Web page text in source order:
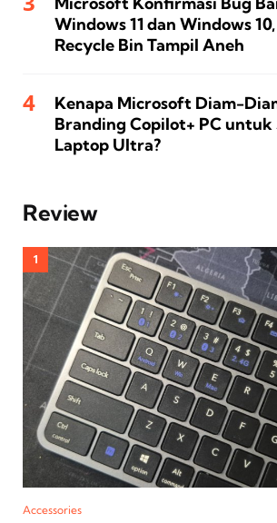
Windows 11 dan Windows
Recycle Bin Tampil Aneh
Kenapa Microsoft Diam-
Branding Copilot+ PC untuk
Laptop Ultra?
Review
Accessories